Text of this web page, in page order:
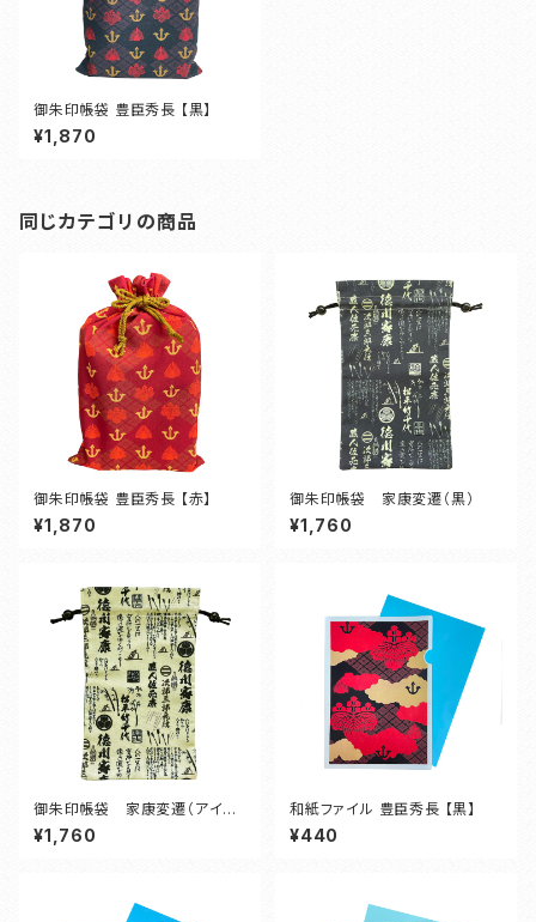
御朱印帳袋 豊臣秀長 【黒】
¥1,870
同じカテゴリの商品
御朱印帳袋 豊臣秀長 【赤】
¥1,870
御朱印帳袋 家康変遷（黒）
¥1,760
御朱印帳袋 家康変遷（アイボ
リー）
¥1,760
和紙ファイル 豊臣秀長 【黒】
¥440